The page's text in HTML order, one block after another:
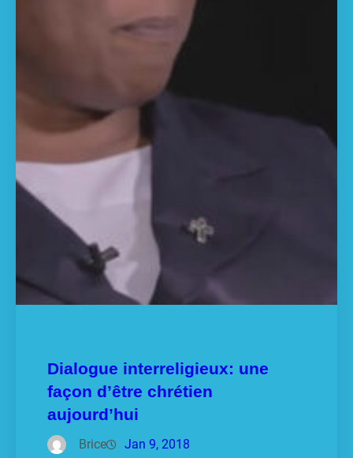
Dialogue interreligieux: une
façon d’être chrétien
aujourd’hui
Brice Jan 9, 2018